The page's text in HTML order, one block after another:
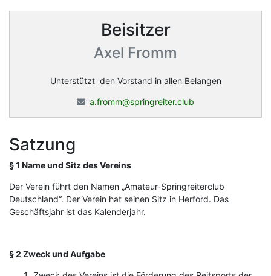
Beisitzer
Axel Fromm
Unterstützt den Vorstand in allen Belangen
a.fromm@springreiter.club
Satzung
§ 1 Name und Sitz des Vereins
Der Verein führt den Namen „Amateur-Springreiterclub
Deutschland“. Der Verein hat seinen Sitz in Herford. Das
Geschäftsjahr ist das Kalenderjahr.
§ 2 Zweck und Aufgabe